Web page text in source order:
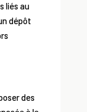
liés au
dépôt
des